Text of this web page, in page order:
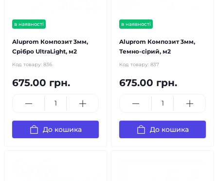
в наявності
Aluprom Композит 3мм,
Срібро UltraLight, м2
Код товару: 836
675.00 грн.
До кошика
в наявності
Aluprom Композит 3мм,
Темно-сірий, м2
Код товару: 837
675.00 грн.
До кошика